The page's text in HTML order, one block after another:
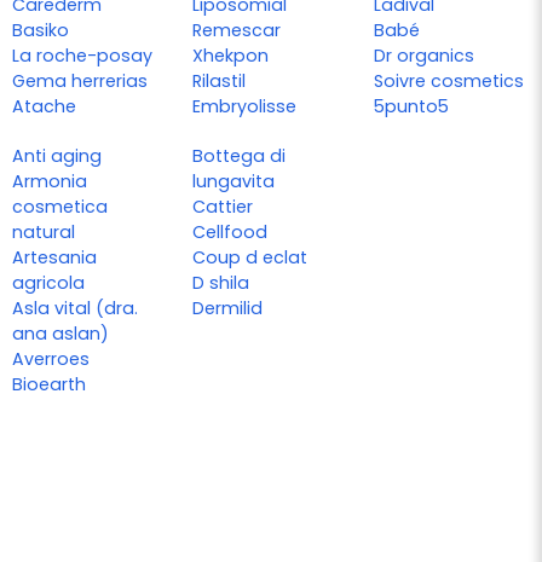
Basiko
La roche-posay
Gema herrerias
Atache
Remescar
Xhekpon
Rilastil
Embryolisse
Babé
Dr organics
Soivre cosmetics
5punto5
Anti aging
Armonia
cosmetica
natural
Artesania
agricola
Asla vital (dra.
ana aslan)
Averroes
Bioearth
Bottega di
lungavita
Cattier
Cellfood
Coup d eclat
D shila
Dermilid